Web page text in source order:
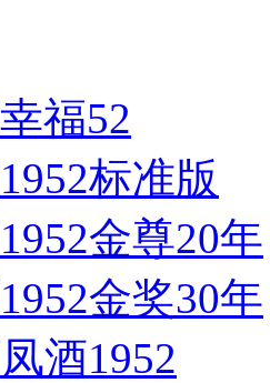
福52
标准版
金尊20年
金奖30年
酒1952